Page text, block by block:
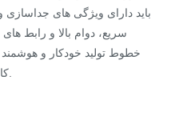
سریع، دوام بالا و رابط های
خطوط تولید خودکار و هوشمند
کارایی تولید و ثبات محصول است.